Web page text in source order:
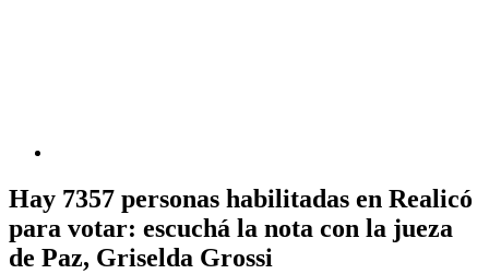
Hay 7357 personas habilitadas en Realicó
para votar: escuchá la nota con la jueza
de Paz, Griselda Grossi